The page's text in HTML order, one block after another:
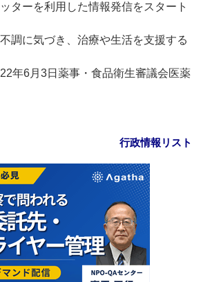
ターを利用した情報発信をスタート
調に気づき、治療や生活を支援する
22年6月3日薬事・食品衛生審議会医薬
行政情報リスト